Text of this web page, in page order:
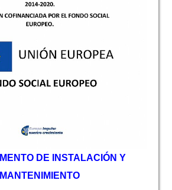
DE INSTALACIÓN Y
MANTENIMIENTO